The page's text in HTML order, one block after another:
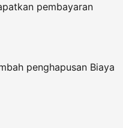
pembayaran
penghapusan Biaya